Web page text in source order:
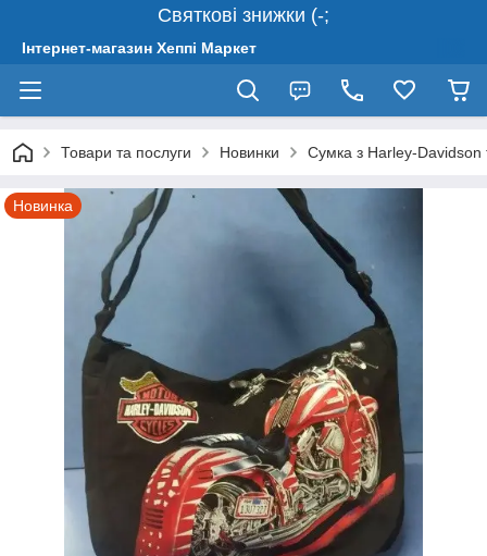
Святкові знижки (-;
Інтернет-магазин Хеппі Маркет
Товари та послуги Новинки Сумка з Harley-Davidson
Новинка